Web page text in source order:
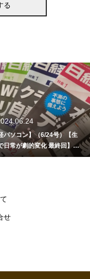
【生
】 A
ービ
2024.06.12
【書籍】ゼロか
ど！Copilot活用
せ